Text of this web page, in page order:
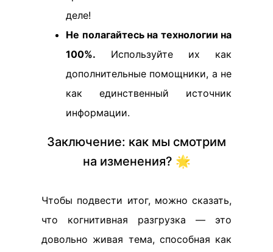
деле!
Не полагайтесь на технологии на
100%. Используйте их как
дополнительные помощники, а не
как единственный источник
информации.
Заключение: как мы смотрим
на изменения? 🌟
Чтобы подвести итог, можно сказать,
что когнитивная разгрузка — это
довольно живая тема, способная как